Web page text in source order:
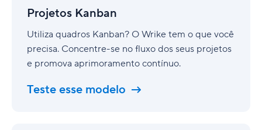
Projetos Kanban
Utiliza quadros Kanban? O Wrike tem o que você
precisa. Concentre-se no fluxo dos seus projetos
e promova aprimoramento contínuo.
Teste esse modelo